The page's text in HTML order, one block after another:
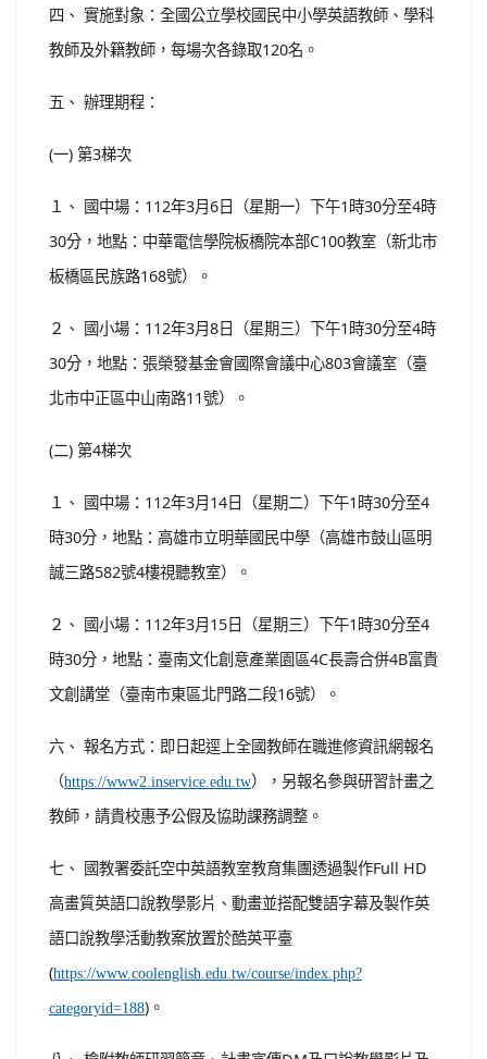
四、 實施對象：全國公立學校國民中小學英語教師、學科
教師及外籍教師，每場次各錄取120名。
五、 辦理期程：
(一) 第3梯次
１、 國中場：112年3月6日（星期一）下午1時30分至4時
30分，地點：中華電信學院板橋院本部C100教室（新北市
板橋區民族路168號）。
２、 國小場：112年3月8日（星期三）下午1時30分至4時
30分，地點：張榮發基金會國際會議中心803會議室（臺
北市中正區中山南路11號）。
(二) 第4梯次
１、 國中場：112年3月14日（星期二）下午1時30分至4
時30分，地點：高雄市立明華國民中學（高雄市鼓山區明
誠三路582號4樓視聽教室）。
２、 國小場：112年3月15日（星期三）下午1時30分至4
時30分，地點：臺南文化創意產業園區4C長壽合併4B富貴
文創講堂（臺南市東區北門路二段16號）。
六、 報名方式：即日起逕上全國教師在職進修資訊網報名
（https://www2.inservice.edu.tw），另報名參與研習計畫之
教師，請貴校惠予公假及協助課務調整。
七、 國教署委託空中英語教室教育集團透過製作Full HD
高畫質英語口說教學影片、動畫並搭配雙語字幕及製作英
語口說教學活動教案放置於酷英平臺
(https://www.coolenglish.edu.tw/course/index.php?
categoryid=188)。